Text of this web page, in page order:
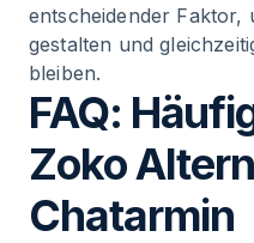
entscheidender Faktor,
gestalten und
bleiben.
FAQ:
Zoko
Chatarmin